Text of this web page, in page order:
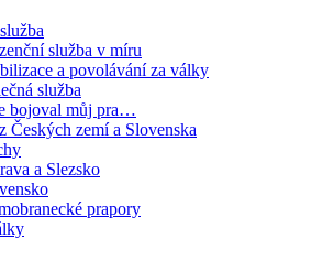
služba v míru
a povolávání za války
služba
bojoval můj pra…
Českých zemí a Slovenska
a Slezsko
prapory